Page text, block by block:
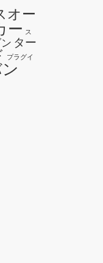
オー
ー ス
ター
プラグイ